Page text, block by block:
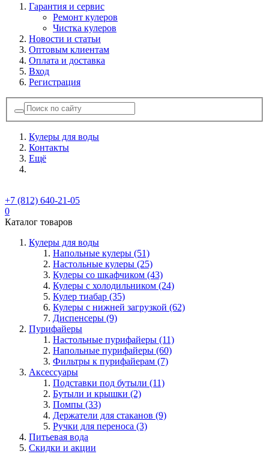
Гарантия и сервис
Ремонт кулеров
Чистка кулеров
Новости и статьи
Оптовым клиентам
Оплата и доставка
Вход
Регистрация
Кулеры для воды
Контакты
Ещё
+7 (812) 640-21-05
0
Каталог товаров
Кулеры для воды
Напольные кулеры (51)
Настольные кулеры (25)
Кулеры со шкафчиком (43)
Кулеры с холодильником (24)
Кулер тиабар (35)
Кулеры с нижней загрузкой (62)
Диспенсеры (9)
Пурифайеры
Настольные пурифайеры (11)
Напольные пурифайеры (60)
Фильтры к пурифайерам (7)
Аксессуары
Подставки под бутыли (11)
Бутыли и крышки (2)
Помпы (33)
Держатели для стаканов (9)
Ручки для переноса (3)
Питьевая вода
Скидки и акции